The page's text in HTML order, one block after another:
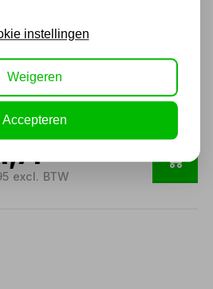
werklamp Powerhand
rood
excl. BTW
instellingen
Weigeren
Accepteren